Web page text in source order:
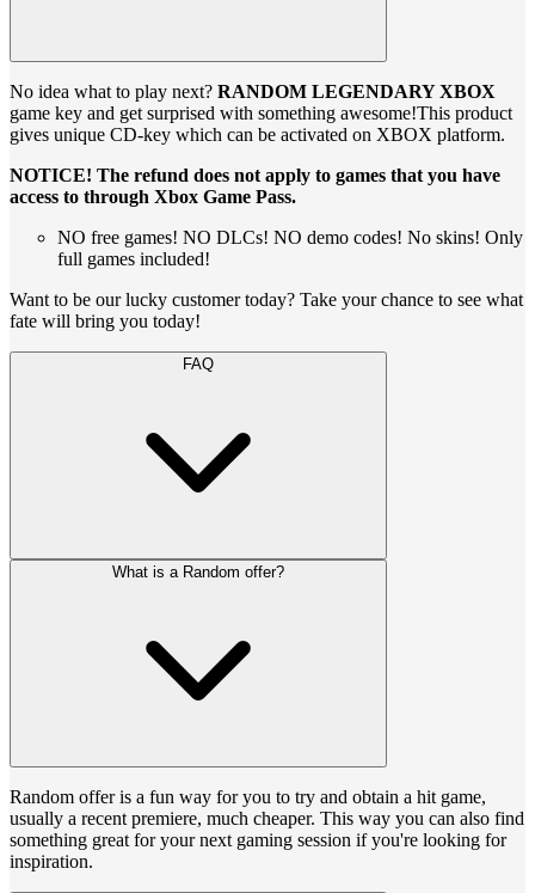
No idea what to play next? RANDOM LEGENDARY XBOX
game key and get surprised with something awesome!This product
gives unique CD-key which can be activated on XBOX platform.
NOTICE! The refund does not apply to games that you have
access to through Xbox Game Pass.
NO free games! NO DLCs! NO demo codes! No skins! Only
full games included!
Want to be our lucky customer today? Take your chance to see what
fate will bring you today!
FAQ
What is a Random offer?
Random offer is a fun way for you to try and obtain a hit game,
usually a recent premiere, much cheaper. This way you can also find
something great for your next gaming session if you're looking for
inspiration.